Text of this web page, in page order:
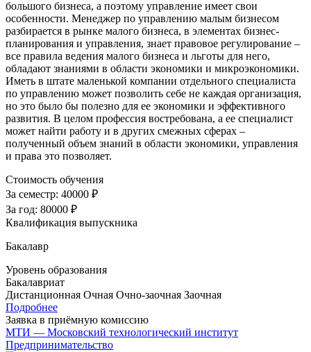
большого бизнеса, а поэтому управление имеет свои
особенности. Менеджер по управлению малым бизнесом
разбирается в рынке малого бизнеса, в элементах бизнес-
планирования и управления, знает правовое регулирование –
все правила ведения малого бизнеса и льготы для него,
обладают знаниями в области экономики и микроэкономики.
Иметь в штате маленькой компании отдельного специалиста
по управлению может позволить себе не каждая организация,
но это было бы полезно для ее экономики и эффективного
развития. В целом профессия востребована, а ее специалист
может найти работу и в других смежных сферах –
полученный объем знаний в области экономики, управления
и права это позволяет.
Стоимость обучения
За семестр: 40000 ₽
За год: 80000 ₽
Квалификация выпускника
Бакалавр
Уровень образования
Бакалавриат
Дистанционная Очная Очно-заочная Заочная
Подробнее
Заявка в приёмную комиссию
МТИ — Московский технологический институт
Предпринимательство